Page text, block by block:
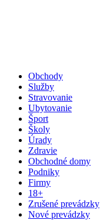
Obchody
Služby
Stravovanie
Ubytovanie
Šport
Školy
Úrady
Zdravie
Obchodné domy
Podniky
Firmy
18+
Zrušené prevádzky
Nové prevádzky